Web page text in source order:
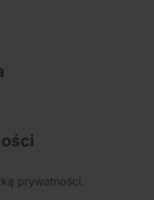
prywatności.